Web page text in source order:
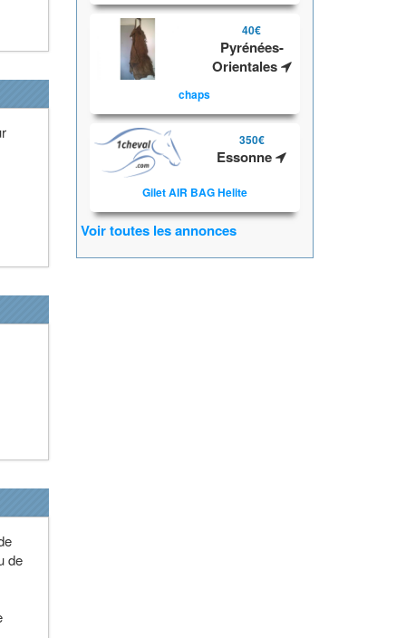
de
40€
Pyrénées-
Orientales
chaps
350€
Essonne
Gilet AIR BAG Helite
Voir toutes les annonces